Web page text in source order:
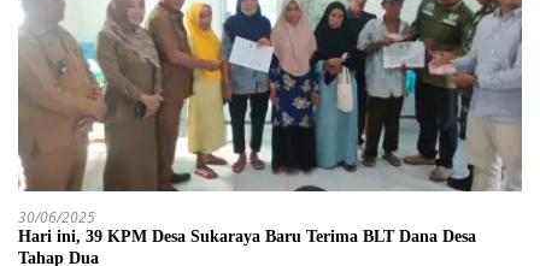
30/06/2025
Hari ini, 39 KPM Desa Sukaraya Baru Terima BLT Dana Desa
Tahap Dua